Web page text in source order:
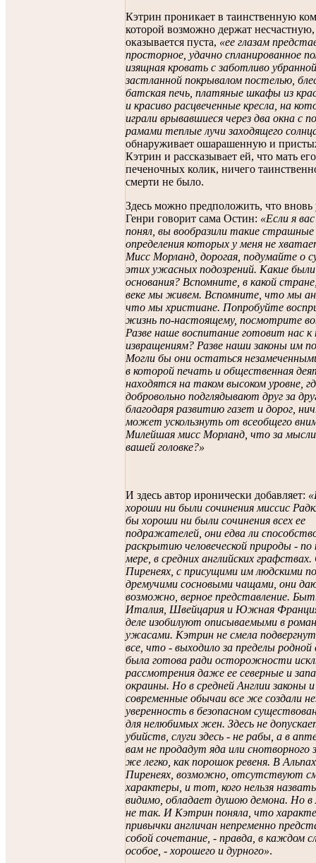
Кэтрин проникает в таинственную
которой возможно держат
оказывается пуста, «ее глазам
просторное, удачно спланированное
изящная кровать с заботливо
застланной покрывалом постелью,
батская печь, платяные шкафы из
и красиво расцвеченные кресла, на
играли врывавшиеся через два окна с
рамами теплые лучи заходящего
обнаруживает ошарашенную и
Кэтрин и рассказывает ей, что мать
печеночных колик, ничего
смерти не было.
Здесь можно предположить, что вновь
Генри говорит сама Остин: «Если я
понял, вы вообразили такие страшные
определения которых у меня не
Мисс Морланд, дорогая, подумайте о
этих ужасных подозрений. Какие были
основания? Вспомните, в какой
веке мы живем. Вспомните, что мы
что мы христиане. Попробуйте
жизнь по-настоящему, посмотрите
Разве наше воспитание готовит нас
извращениям? Разве наши законы им
Могли бы они остаться
в которой печать и общественная
находятся на таком высоком уровне,
добровольно подглядывают друг за
благодаря развитию газет и дорог,
может ускользнуть от всеобщего
Милейшая мисс Морланд, что за
вашей головке?»
И здесь автор иронически добавляет:
хороши ни были сочинения миссис
бы хороши ни были сочинения всех ее
подражателей, они едва ли
раскрытию человеческой природы - по
мере, в средних английских
Пиренеях, с присущими им людскими
дремучими сосновыми чащами, они
возможно, верное представление.
Италия, Швейцария и Южная
деле изобилуют описываемыми в
ужасами. Кэтрин не смела
все, что - выходило за пределы
была готова ради осторожности
рассмотрения даже ее северные и
окраины. Но в средней Англии законы и
современные обычаи все же создали
уверенность в безопасном
для нелюбимых жен. Здесь не
убийств, слуги здесь - не рабы, а в
вам не продадут яда или снотворного
же легко, как порошок ревеня. В
Пиренеях, возможно, отсутствуют
характеры, и тот, кого нельзя
видимо, обладает душою демона. Но в
не так. И Кэтрин поняла, что
привычки англичан непременно
собой сочетание, - правда, в каждом
особое, - хорошего и дурного».